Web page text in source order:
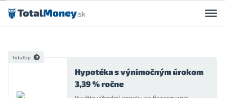
Preskočiť na obsah
Totaltip
Hypotéka s výnimočným úrokom
3,39 % ročne